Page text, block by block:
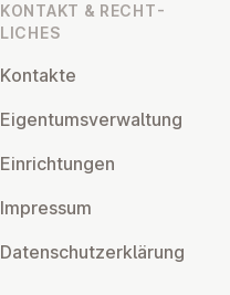
KONTAKT & RECHT­
LICHES
Kontakte
Ei­gentums­ver­wal­tung
Ein­rich­tun­gen
Impressum
Datens­chutzerklärung